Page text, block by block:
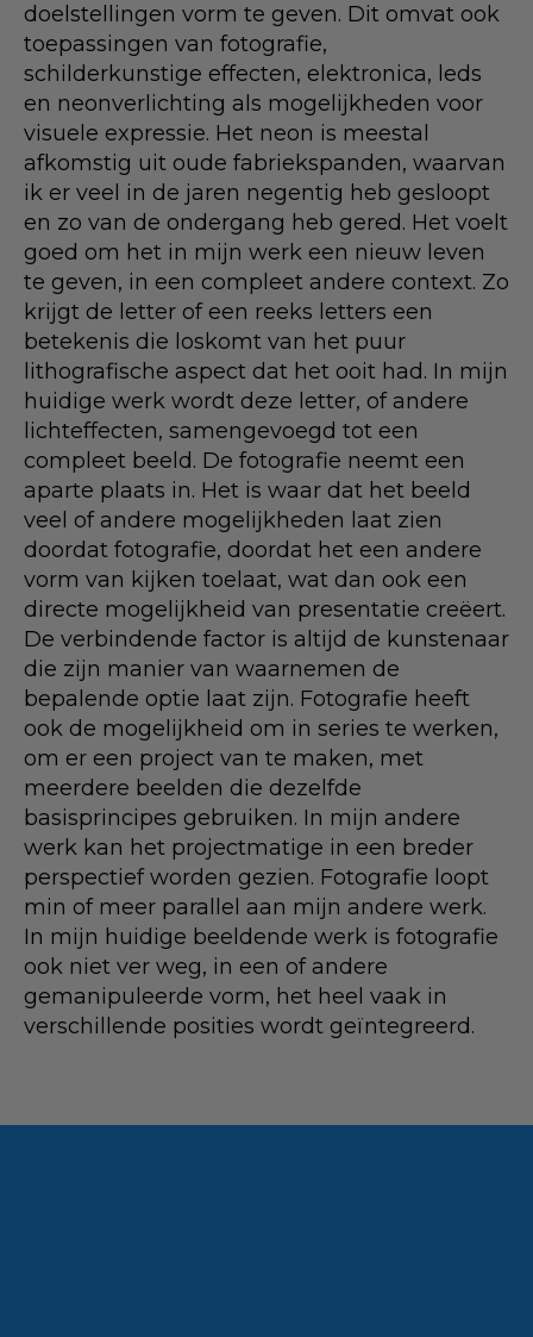
doelstellingen vorm te geven. Dit omvat ook
toepassingen van fotografie,
schilderkunstige effecten, elektronica, leds
en neonverlichting als mogelijkheden voor
visuele expressie. Het neon is meestal
afkomstig uit oude fabriekspanden, waarvan
ik er veel in de jaren negentig heb gesloopt
en zo van de ondergang heb gered. Het voelt
goed om het in mijn werk een nieuw leven
te geven, in een compleet andere context. Zo
krijgt de letter of een reeks letters een
betekenis die loskomt van het puur
lithografische aspect dat het ooit had. In mijn
huidige werk wordt deze letter, of andere
lichteffecten, samengevoegd tot een
compleet beeld. De fotografie neemt een
aparte plaats in. Het is waar dat het beeld
veel of andere mogelijkheden laat zien
doordat fotografie, doordat het een andere
vorm van kijken toelaat, wat dan ook een
directe mogelijkheid van presentatie creëert.
De verbindende factor is altijd de kunstenaar
die zijn manier van waarnemen de
bepalende optie laat zijn. Fotografie heeft
ook de mogelijkheid om in series te werken,
om er een project van te maken, met
meerdere beelden die dezelfde
basisprincipes gebruiken. In mijn andere
werk kan het projectmatige in een breder
perspectief worden gezien. Fotografie loopt
min of meer parallel aan mijn andere werk.
In mijn huidige beeldende werk is fotografie
ook niet ver weg, in een of andere
gemanipuleerde vorm, het heel vaak in
verschillende posities wordt geïntegreerd.